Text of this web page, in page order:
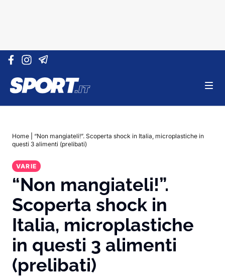
Vai al contenuto
Home
“Non mangiateli!”. Scoperta shock in Italia, microplastiche in
questi 3 alimenti (prelibati)
VARIE
“Non mangiateli!”.
Scoperta shock in
Italia, microplastiche
in questi 3 alimenti
(prelibati)